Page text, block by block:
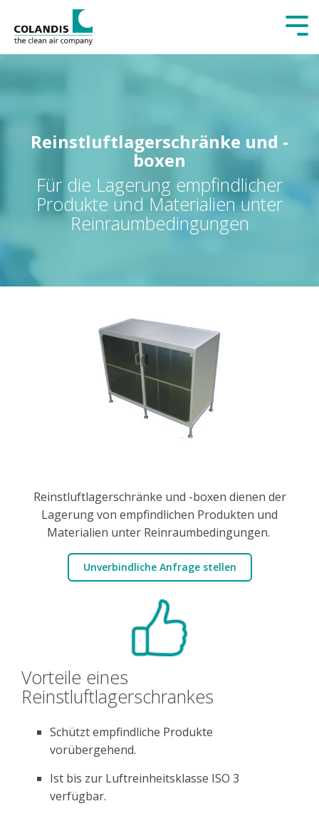
Reinstluftlagerschränke und -
boxen
Für die Lagerung empfindlicher
Produkte und Materialien unter
Reinraumbedingungen
Reinstluftlagerschränke und -boxen dienen der
Lagerung von empfindlichen Produkten und
Materialien unter Reinraumbedingungen.
Unverbindliche Anfrage stellen
Vorteile eines
Reinstluftlagerschrankes
Schützt empfindliche Produkte
vorübergehend.
Ist bis zur Luftreinheitsklasse ISO 3
verfügbar.